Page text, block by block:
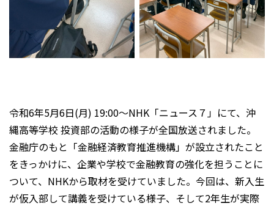
令和6年5月6日(月) 19:00～NHK「ニュース７」にて、沖
縄高等学校 投資部の活動の様子が全国放送されました。
金融庁のもと「金融経済教育推進機構」が設立されたこと
をきっかけに、企業や学校で金融教育の強化を担うことに
ついて、NHKから取材を受けていました。今回は、新入生
が仮入部して講義を受けている様子、そして2年生が実際